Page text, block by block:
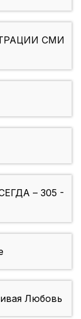
СМИ
– 305 -
Любовь